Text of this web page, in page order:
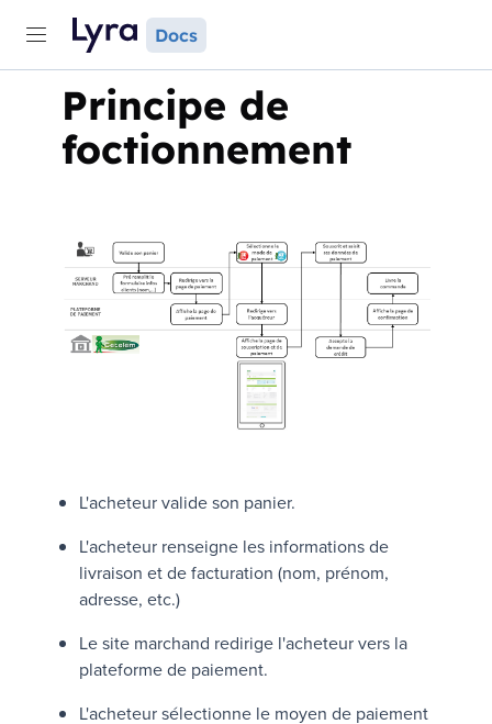
Docs
Principe de
foctionnement
L'acheteur valide son panier.
L'acheteur renseigne les informations de
livraison et de facturation (nom, prénom,
adresse, etc.)
Le site marchand redirige l'acheteur vers la
plateforme de paiement.
L'acheteur sélectionne le moyen de paiement